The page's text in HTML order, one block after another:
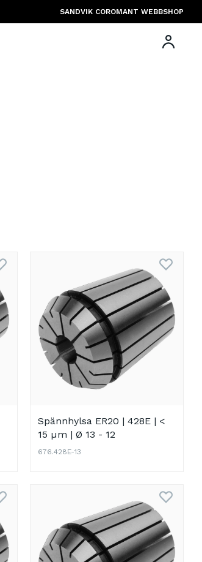
SANDVIK COROMANT WEBBSHOP
Spännhylsa ER20 | 428E | <
15 µm | Ø 13 - 12
676.428E-13